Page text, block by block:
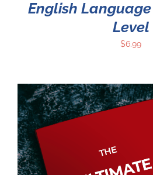
English
Level
$6.99